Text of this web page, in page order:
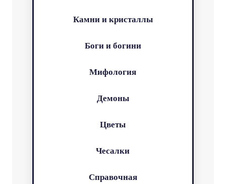
Камни и кристаллы
Боги и богини
Мифология
Демоны
Цветы
Чесалки
Справочная